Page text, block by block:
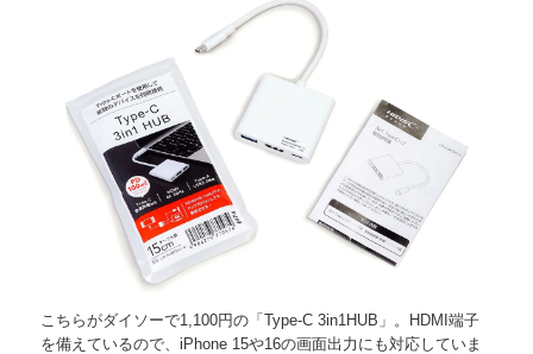
こちらがダイソーで1,100円の「Type-C 3in1HUB」。HDMI端子
を備えているので、iPhone 15や16の画面出力にも対応していま